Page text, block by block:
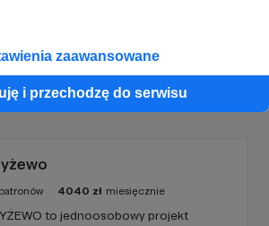
zaawansowane
i przechodzę do serwisu
autorzy
patronów 4040 zł miesięcznie
to jednoosobowy projekt